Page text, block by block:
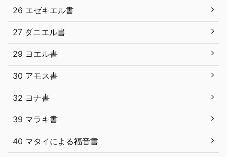
26 エゼキエル書
27 ダニエル書
29 ヨエル書
30 アモス書
32 ヨナ書
39 マラキ書
40 マタイによる福音書